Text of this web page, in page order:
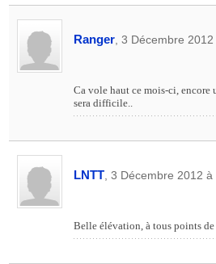
Ranger , 3 Décembre
Ca vole haut ce mois-ci, encore
sera difficile..
LNTT , 3 Décembre 2012
Belle élévation, à tous points